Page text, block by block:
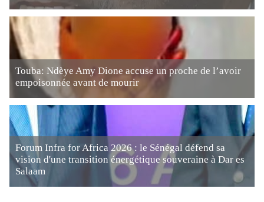
Touba: Ndèye Amy Dione accuse un proche de l’avoir
empoisonnée avant de mourir
Forum Infra for Africa 2026 : le Sénégal défend sa
vision d'une transition énergétique souveraine à Dar es
Salaam